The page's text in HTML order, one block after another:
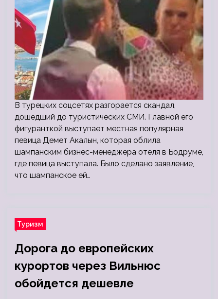
В турецких соцсетях разгорается скандал,
дошедший до туристических СМИ. Главной его
фигуранткой выступает местная популярная
певица Демет Акалын, которая облила
шампанским бизнес-менеджера отеля в Бодруме,
где певица выступала. Было сделано заявление,
что шампанское ей…
Туризм
Дорога до европейских
курортов через Вильнюс
обойдется дешевле